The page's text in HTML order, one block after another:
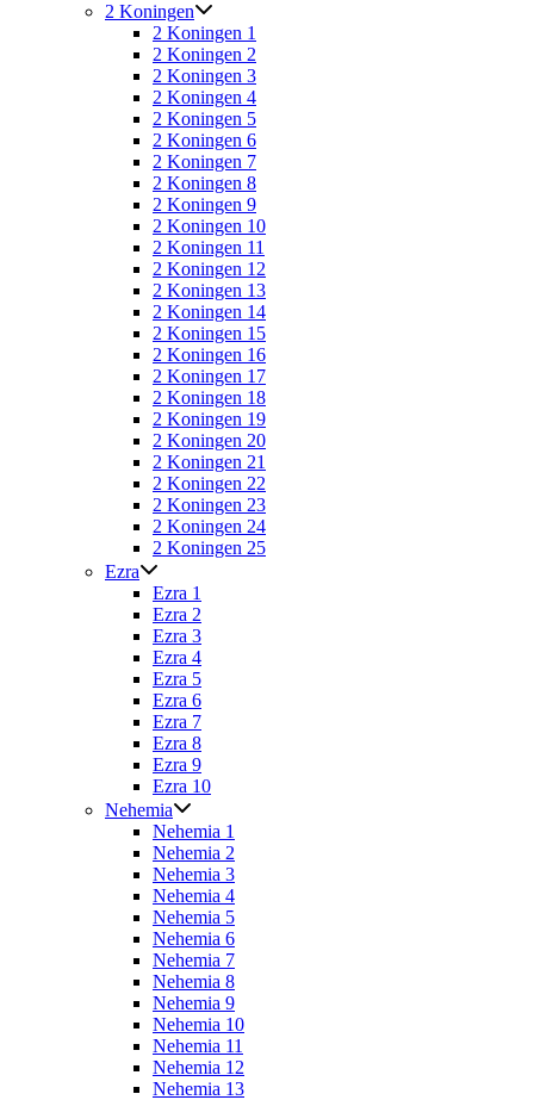
2 Koningen
2 Koningen 1
2 Koningen 2
2 Koningen 3
2 Koningen 4
2 Koningen 5
2 Koningen 6
2 Koningen 7
2 Koningen 8
2 Koningen 9
2 Koningen 10
2 Koningen 11
2 Koningen 12
2 Koningen 13
2 Koningen 14
2 Koningen 15
2 Koningen 16
2 Koningen 17
2 Koningen 18
2 Koningen 19
2 Koningen 20
2 Koningen 21
2 Koningen 22
2 Koningen 23
2 Koningen 24
2 Koningen 25
Ezra
Ezra 1
Ezra 2
Ezra 3
Ezra 4
Ezra 5
Ezra 6
Ezra 7
Ezra 8
Ezra 9
Ezra 10
Nehemia
Nehemia 1
Nehemia 2
Nehemia 3
Nehemia 4
Nehemia 5
Nehemia 6
Nehemia 7
Nehemia 8
Nehemia 9
Nehemia 10
Nehemia 11
Nehemia 12
Nehemia 13